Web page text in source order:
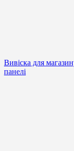
Вивіска для
панелі